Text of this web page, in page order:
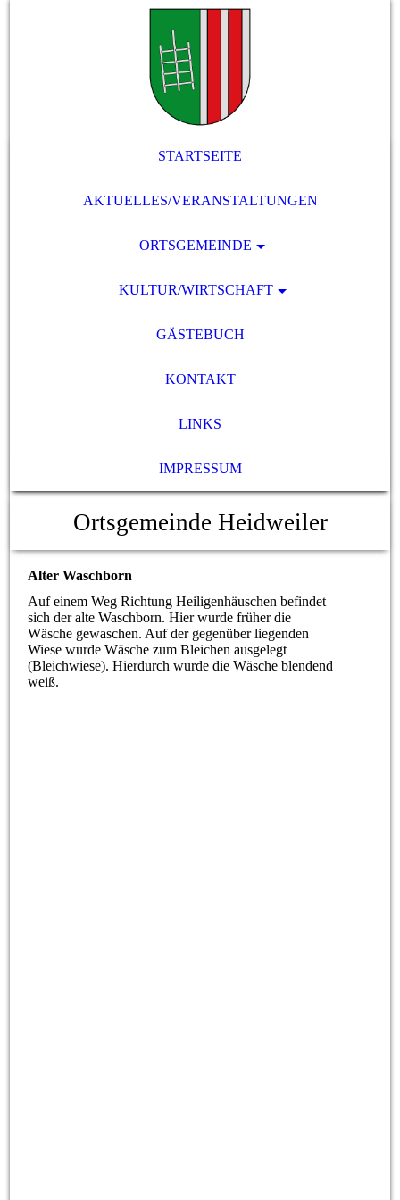
STARTSEITE
AKTUELLES/VERANSTALTUNGEN
ORTSGEMEINDE
KULTUR/WIRTSCHAFT
GÄSTEBUCH
KONTAKT
LINKS
IMPRESSUM
Ortsgemeinde Heidweiler
Alter Waschborn
Auf einem Weg Richtung Heiligenhäuschen befindet
sich der alte Waschborn. Hier wurde früher die
Wäsche gewaschen. Auf der gegenüber liegenden
Wiese wurde Wäsche zum Bleichen ausgelegt
(Bleichwiese). Hierdurch wurde die Wäsche blendend
weiß.